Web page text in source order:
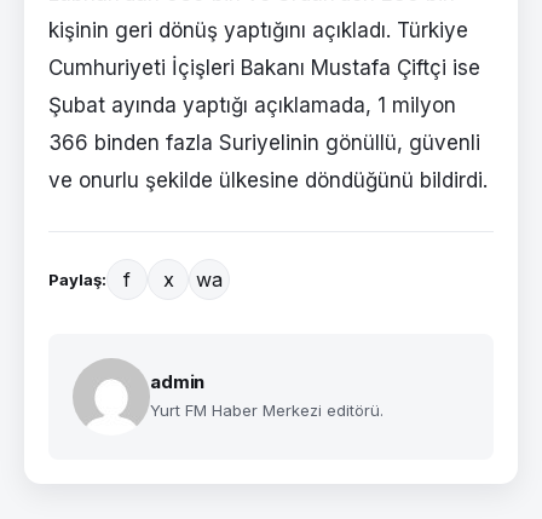
kişinin geri dönüş yaptığını açıkladı. Türkiye
Cumhuriyeti İçişleri Bakanı Mustafa Çiftçi ise
Şubat ayında yaptığı açıklamada, 1 milyon
366 binden fazla Suriyelinin gönüllü, güvenli
ve onurlu şekilde ülkesine döndüğünü bildirdi.
Paylaş: f x wa
admin
Yurt FM Haber Merkezi editörü.